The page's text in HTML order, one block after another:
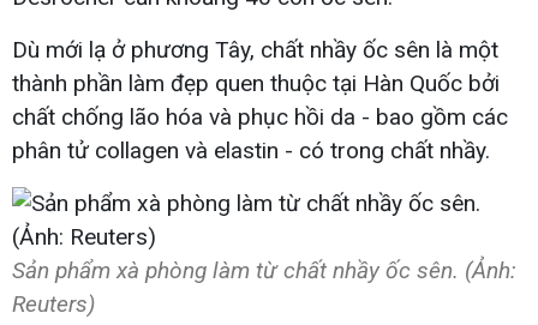
Dù mới lạ ở phương Tây, chất nhầy ốc sên là một
thành phần làm đẹp quen thuộc tại Hàn Quốc bởi
chất chống lão hóa và phục hồi da - bao gồm các
phân tử collagen và elastin - có trong chất nhầy.
Sản phẩm xà phòng làm từ chất nhầy ốc sên. (Ảnh:
Reuters)